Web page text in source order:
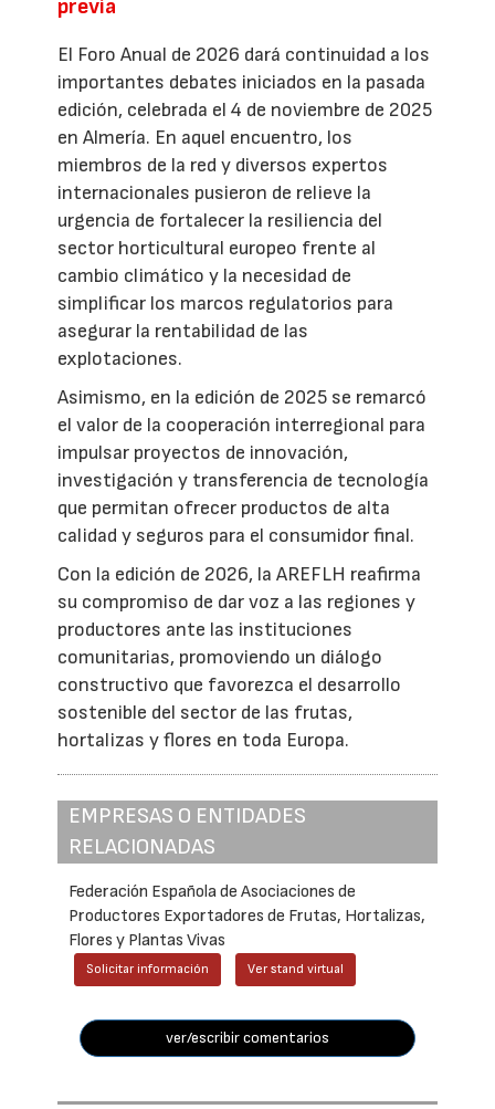
previa
El Foro Anual de 2026 dará continuidad a los
importantes debates iniciados en la pasada
edición, celebrada el 4 de noviembre de 2025
en Almería. En aquel encuentro, los
miembros de la red y diversos expertos
internacionales pusieron de relieve la
urgencia de fortalecer la resiliencia del
sector horticultural europeo frente al
cambio climático y la necesidad de
simplificar los marcos regulatorios para
asegurar la rentabilidad de las
explotaciones.
Asimismo, en la edición de 2025 se remarcó
el valor de la cooperación interregional para
impulsar proyectos de innovación,
investigación y transferencia de tecnología
que permitan ofrecer productos de alta
calidad y seguros para el consumidor final.
Con la edición de 2026, la AREFLH reafirma
su compromiso de dar voz a las regiones y
productores ante las instituciones
comunitarias, promoviendo un diálogo
constructivo que favorezca el desarrollo
sostenible del sector de las frutas,
hortalizas y flores en toda Europa.
EMPRESAS O ENTIDADES
RELACIONADAS
Federación Española de Asociaciones de
Productores Exportadores de Frutas, Hortalizas,
Flores y Plantas Vivas
Solicitar información Ver stand virtual
ver/escribir comentarios